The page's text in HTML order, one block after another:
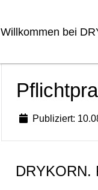
Willkommen bei
Publiziert:
DRYKORN.